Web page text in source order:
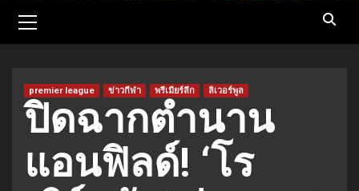
Menu
premier league ข่าวกีฬา พรีเมียร์ลีก ลิเวอร์พูล
ปิดฉากตำนาน
แอนฟิลด์! ‘โร